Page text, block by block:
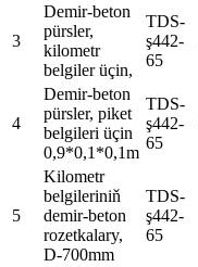
3
Demir-beton
pürsler,
kilometr
belgiler üçin,
TDS-
ş442-
65
4
Demir-beton
pürsler, piket
belgileri üçin
0,9*0,1*0,1m
TDS-
ş442-
65
5
Kilometr
belgileriniň
demir-beton
rozetkalary,
D-700mm
TDS-
ş442-
65